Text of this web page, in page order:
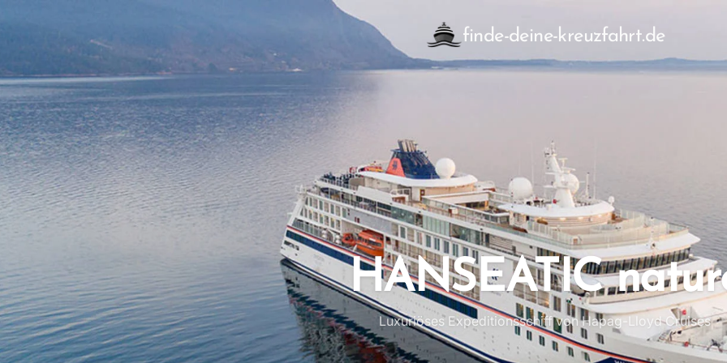
finde-deine-kreuzfahrt.de
HANSEATIC
Luxuriöses Expeditionsschiff von Hapag-Lloyd Cruises